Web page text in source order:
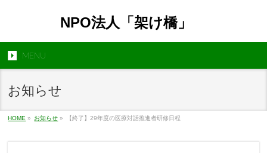
NPO法人「架け橋」
MENU
お知らせ
HOME » お知らせ » 【終了】29年度の医療対話推進者研修日程